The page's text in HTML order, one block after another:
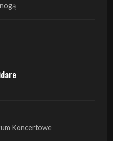
Koncertowe